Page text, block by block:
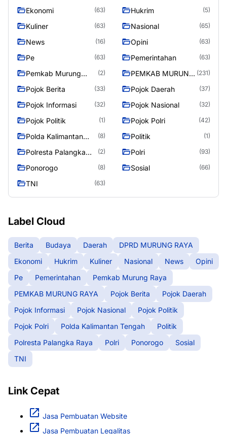
Ekonomi (63) Hukrim (5)
Kuliner (63) Nasional (65)
News (16) Opini (63)
Pe (63) Pemerintahan (63)
Pemkab Murung
(2)
PEMKAB MURUNG (231)
Pojok Berita (33) Pojok Daerah (37)
Pojok Informasi (32) Pojok Nasional (32)
Pojok Politik (1) Pojok Polri (42)
Polda Kalimantan
(8) Politik (1)
Polresta Palangka
(2) Polri (93)
Ponorogo (8) Sosial (66)
TNI (63)
Label Cloud
Berita Budaya Daerah
DPRD MURUNG RAYA
Ekonomi
Hukrim Kuliner Nasional News
Opini
Pe
Pemerintahan
Pemkab Murung Raya
PEMKAB MURUNG RAYA
Pojok Berita
Pojok Daerah
Pojok Informasi
Pojok Nasional
Pojok Politik
Pojok Polri
Polda Kalimantan Tengah
Politik
Polresta Palangka Raya
Polri Ponorogo
Sosial
TNI
Link Cepat
Jasa Pembuatan Website
Jasa Pembuatan Legalitas